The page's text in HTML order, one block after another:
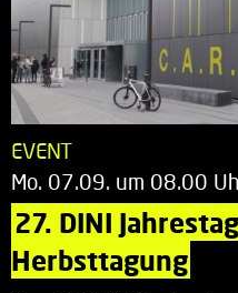
EVENT
Mo. 07.09. um 08.00
27. DINI
Herbsttagung